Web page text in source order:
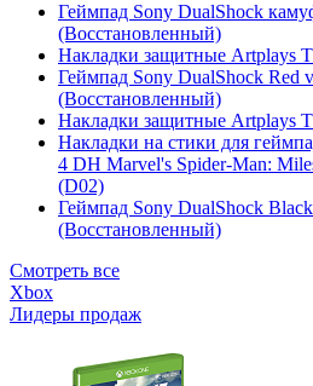
Геймпад Sony DualShock
(Восстановленный)
Накладки защитные Artplays
Геймпад Sony DualShock Red
(Восстановленный)
Накладки защитные Artplays
Накладки на стики для
4 DH Marvel's Spider-Man:
(D02)
Геймпад Sony DualShock
(Восстановленный)
Смотреть все
Xbox
Лидеры продаж